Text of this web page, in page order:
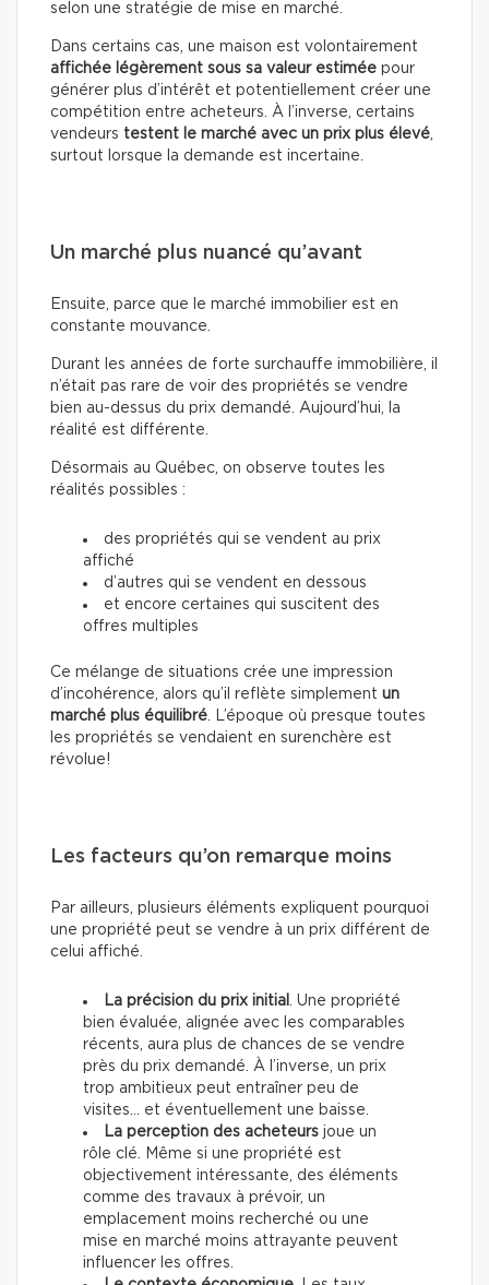
selon une stratégie de mise en marché.
Dans certains cas, une maison est volontairement
affichée légèrement sous sa valeur estimée pour
générer plus d’intérêt et potentiellement créer une
compétition entre acheteurs. À l’inverse, certains
vendeurs testent le marché avec un prix plus élevé,
surtout lorsque la demande est incertaine.
Un marché plus nuancé qu’avant
Ensuite, parce que le marché immobilier est en
constante mouvance.
Durant les années de forte surchauffe immobilière, il
n’était pas rare de voir des propriétés se vendre
bien au-dessus du prix demandé. Aujourd’hui, la
réalité est différente.
Désormais au Québec, on observe toutes les
réalités possibles :
des propriétés qui se vendent au prix
affiché
d’autres qui se vendent en dessous
et encore certaines qui suscitent des
offres multiples
Ce mélange de situations crée une impression
d’incohérence, alors qu’il reflète simplement un
marché plus équilibré. L’époque où presque toutes
les propriétés se vendaient en surenchère est
révolue!
Les facteurs qu’on remarque moins
Par ailleurs, plusieurs éléments expliquent pourquoi
une propriété peut se vendre à un prix différent de
celui affiché.
La précision du prix initial . Une propriété
bien évaluée, alignée avec les comparables
récents, aura plus de chances de se vendre
près du prix demandé. À l’inverse, un prix
trop ambitieux peut entraîner peu de
visites… et éventuellement une baisse.
La perception des acheteurs joue un
rôle clé. Même si une propriété est
objectivement intéressante, des éléments
comme des travaux à prévoir, un
emplacement moins recherché ou une
mise en marché moins attrayante peuvent
influencer les offres.